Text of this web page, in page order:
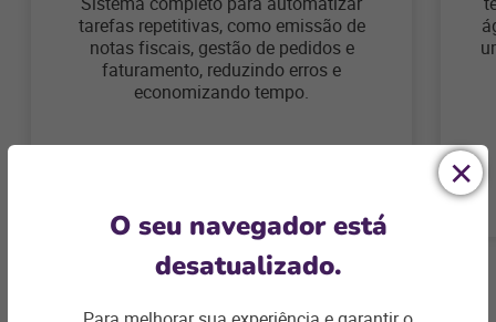
tarefas repetitivas, como emissão de
notas fiscais, gestão de pedidos e
faturamento, reduzindo erros e
economizando tempo.
O seu navegador está
desatualizado.